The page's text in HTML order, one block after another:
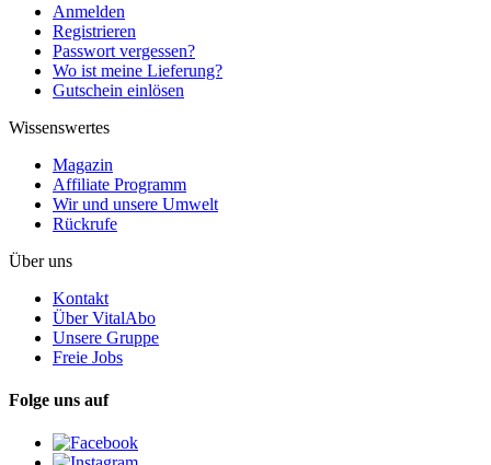
Anmelden
Registrieren
Passwort vergessen?
Wo ist meine Lieferung?
Gutschein einlösen
Wissenswertes
Magazin
Affiliate Programm
Wir und unsere Umwelt
Rückrufe
Über uns
Kontakt
Über VitalAbo
Unsere Gruppe
Freie Jobs
Folge uns auf